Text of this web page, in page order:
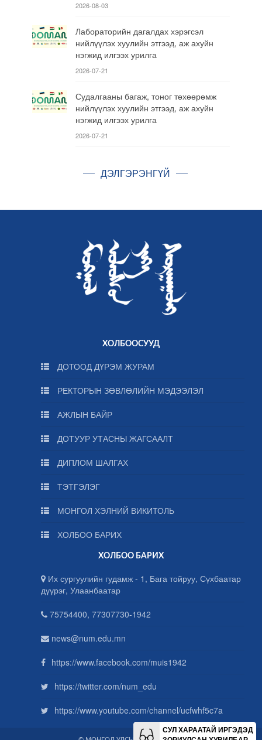
2026-08-03
Лабораторийн дагалдах хэрэгсэл
нийлүүлэх хуулийн этгээд, аж ахуйн
нэгжид илгээх урилга
2026-07-21
Судалгааны багаж, тоног төхөөрөмж
нийлүүлэх хуулийн этгээд, аж ахуйн
нэгжид илгээх урилга
2026-07-21
ДЭЛГЭРЭНГҮЙ
ХОЛБООСУУД
ДОТООД ДҮРЭМ ЖУРАМ
РЕКТОРЫН ЗӨВЛӨЛИЙН МЭДЭЭЛЭЛ
АЖЛЫН БАЙР
ДОТУУР УТАСНЫ ЖАГСААЛТ
ДИПЛОМ ШАЛГАХ
ТЭТГЭЛЭГ
МОНГОЛ ХЭЛНИЙ ВИКИТОЛЬ
ХОЛБОО БАРИХ
ХОЛБОО БАРИХ
Их сургуулийн гудамж - 1, Бага тойруу, Сүхбаатар
дүүрэг, Улаанбаатар
75754400, 77307730-1942
news@num.edu.mn
https://www.facebook.com/muis1942
https://twitter.com/num_edu
https://www.youtube.com/channel/ucfwhf5c7a
СУЛ ХАРААТАЙ ИРГЭДЭД